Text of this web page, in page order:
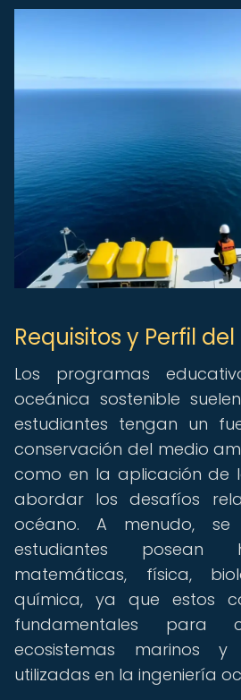
Requisitos y Perfil
Los programas
oceánica sostenible
estudiantes tengan un
conservación del medio
como en la aplicación de
abordar los desafíos
océano. A menudo,
estudiantes posean
matemáticas, física,
química, ya que estos
fundamentales para
ecosistemas marinos
utilizadas en la ingeniería